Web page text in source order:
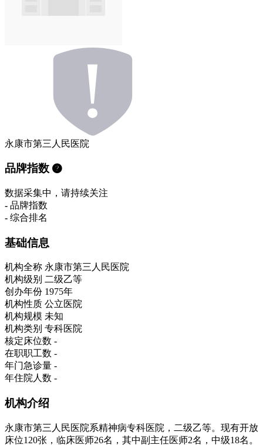
永康市第三人民医院
品牌指数
数据采集中，请持续关注
- 品牌指数
- 综合排名
基础信息
机构全称 永康市第三人民医院
机构级别 二级乙等
创办年份 1975年
机构性质 公立医院
机构规模 未知
机构类别 专科医院
核定床位数 -
在职职工数 -
年门急诊量 -
年住院人数 -
机构介绍
永康市第三人民医院系精神病专科医院，二级乙等。现有开放
床位120张，临床医师26名，其中副主任医师2名，中级18名。